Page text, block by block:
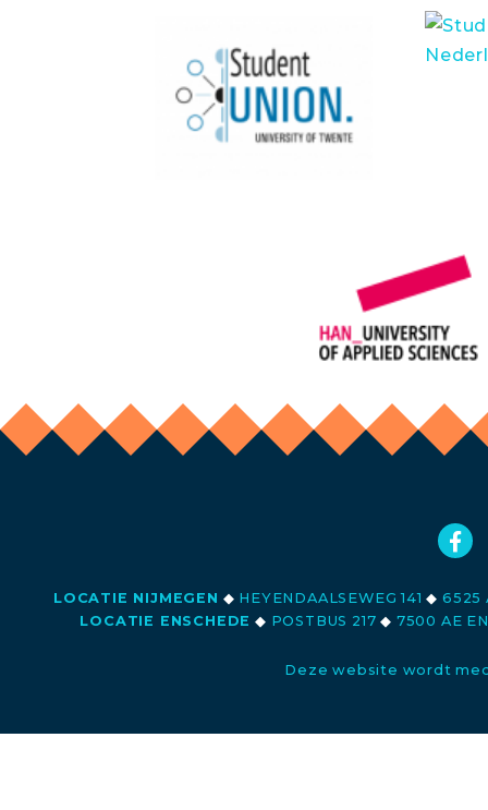
LOCATIE NIJMEGEN ◆ HEYENDAALSEWEG 141◆ 6525
LOCATIE ENSCHEDE ◆ POSTBUS 217◆ 7500 AE
Deze website wordt